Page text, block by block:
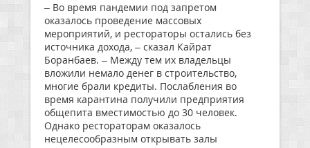
– Во время пандемии под запретом
оказалось проведение массовых
мероприятий, и рестораторы остались без
источника дохода, – сказал Кайрат
Боранбаев. – Между тем их владельцы
вложили немало денег в строительство,
многие брали кредиты. Послабления во
время карантина получили предприятия
общепита вместимостью до 30 человек.
Однако рестораторам оказалось
нецелесообразным открывать залы